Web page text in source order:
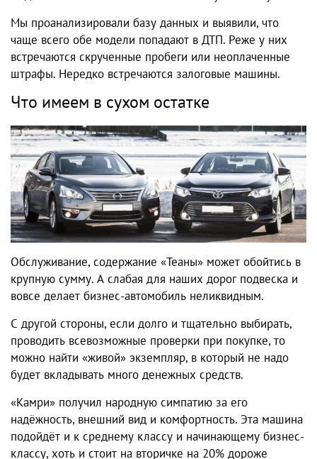
Мы проанализировали базу данных и выявили, что
чаще всего обе модели попадают в ДТП. Реже у них
встречаются скрученные пробеги или неоплаченные
штрафы. Нередко встречаются залоговые машины.
Что имеем в сухом остатке
Обслуживание, содержание «Теаны» может обойтись в
крупную сумму. А слабая для наших дорог подвеска и
вовсе делает бизнес-автомобиль неликвидным.
С другой стороны, если долго и тщательно выбирать,
проводить всевозможные проверки при покупке, то
можно найти «живой» экземпляр, в который не надо
будет вкладывать много денежных средств.
«Камри» получил народную симпатию за его
надёжность, внешний вид и комфортность. Эта машина
подойдёт и к среднему классу и начинающему бизнес-
классу, хоть и стоит на вторичке на 20% дороже